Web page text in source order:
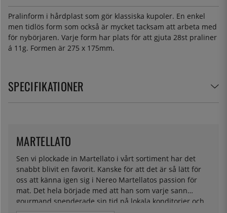
Pralinform i hårdplast som gör klassiska kupoler. En enkel
men tidlös form som också är mycket tacksam att arbeta med
för nybörjaren. Varje form har plats för att gjuta 28st praliner
á 11g. Formen är 275 x 175mm.
SPECIFIKATIONER
Sen vi plockade in Martellato i vårt sortiment har det
snabbt blivit en favorit. Kanske för att det är så lätt för
oss att känna igen sig i Nereo Martellatos passion för
mat. Det hela började med att han som varje sann
gourmand spenderade sin tid på lokala konditorier och
MARTELLATO